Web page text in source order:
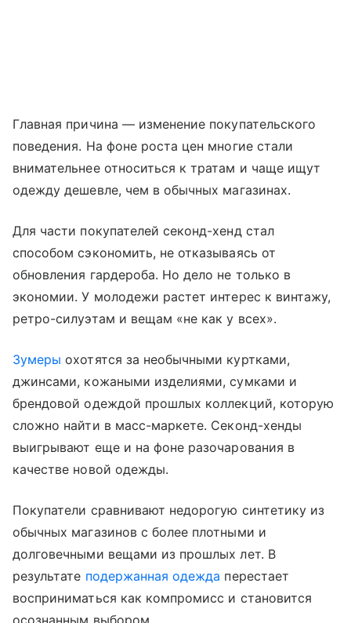
Главная причина — изменение покупательского
поведения. На фоне роста цен многие стали
внимательнее относиться к тратам и чаще ищут
одежду дешевле, чем в обычных магазинах.
Для части покупателей секонд-хенд стал
способом сэкономить, не отказываясь от
обновления гардероба. Но дело не только в
экономии. У молодежи растет интерес к винтажу,
ретро-силуэтам и вещам «не как у всех».
Зумеры охотятся за необычными куртками,
джинсами, кожаными изделиями, сумками и
брендовой одеждой прошлых коллекций, которую
сложно найти в масс-маркете. Секонд-хенды
выигрывают еще и на фоне разочарования в
качестве новой одежды.
Покупатели сравнивают недорогую синтетику из
обычных магазинов с более плотными и
долговечными вещами из прошлых лет. В
результате подержанная одежда перестает
восприниматься как компромисс и становится